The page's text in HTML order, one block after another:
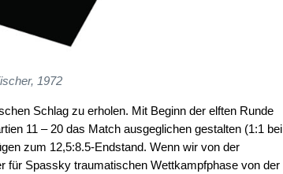
1972
Schlag zu erholen. Mit Beginn der elften Runde
11 – 20 das Match ausgeglichen gestalten (1:1 bei
zum 12,5:8.5-Endstand. Wenn wir von der
für Spassky traumatischen Wettkampfphase von der